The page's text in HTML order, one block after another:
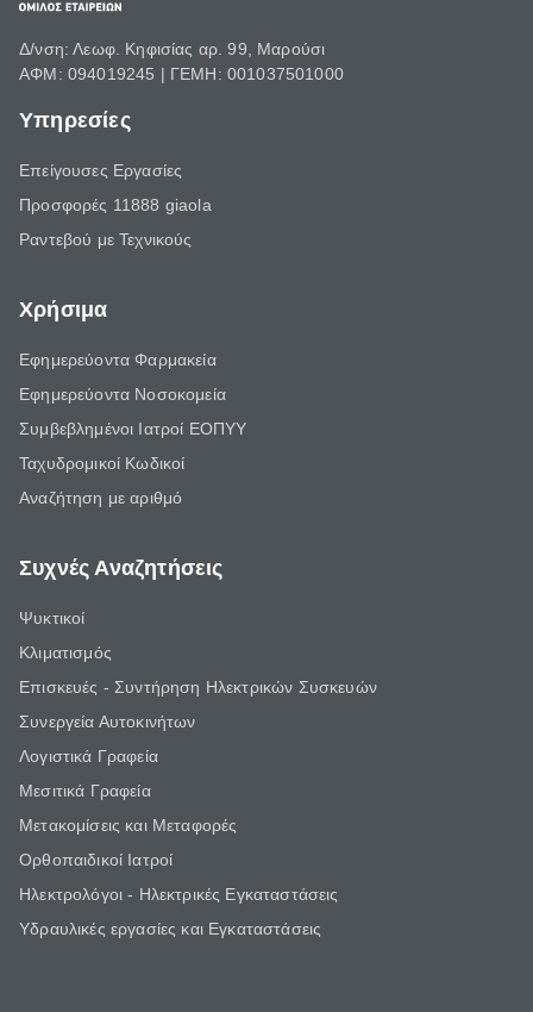
Δ/νση: Λεωφ. Κηφισίας αρ. 99, Μαρούσι
ΑΦΜ: 094019245 | ΓΕΜΗ: 001037501000
Υπηρεσίες
Επείγουσες Εργασίες
Προσφορές 11888 giaola
Ραντεβού με Τεχνικούς
Χρήσιμα
Εφημερεύοντα Φαρμακεία
Εφημερεύοντα Νοσοκομεία
Συμβεβλημένοι Ιατροί ΕΟΠΥΥ
Ταχυδρομικοί Κωδικοί
Αναζήτηση με αριθμό
Συχνές Αναζητήσεις
Ψυκτικοί
Κλιματισμός
Επισκευές - Συντήρηση Ηλεκτρικών Συσκευών
Συνεργεία Αυτοκινήτων
Λογιστικά Γραφεία
Μεσιτικά Γραφεία
Μετακομίσεις και Μεταφορές
Ορθοπαιδικοί Ιατροί
Ηλεκτρολόγοι - Ηλεκτρικές Εγκαταστάσεις
Υδραυλικές εργασίες και Εγκαταστάσεις